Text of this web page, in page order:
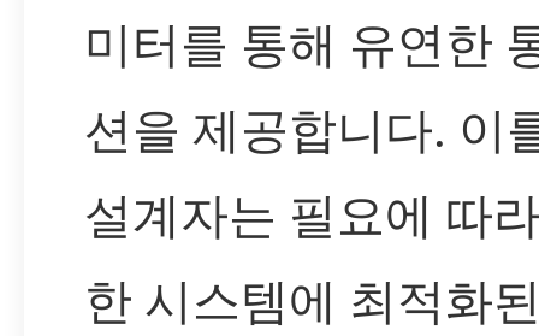
미터를 통해 유연한
션을 제공합니다. 이
설계자는 필요에 따
한 시스템에 최적화